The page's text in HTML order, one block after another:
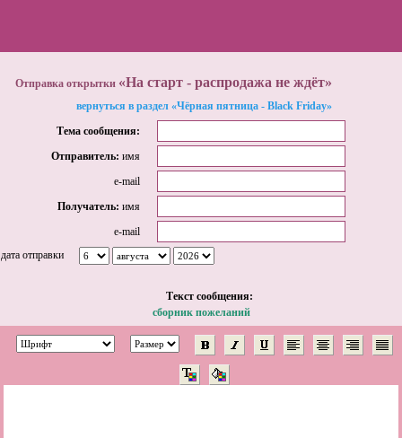
Отправка открытки «На старт - распродажа не ждёт»
вернуться в раздел «Чёрная пятница - Black Friday»
Тема сообщения:
Отправитель: имя
e-mail
Получатель: имя
e-mail
дата отправки
Tекст сообщения:
сборник пожеланий